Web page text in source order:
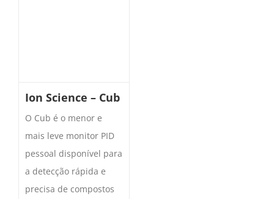
Ion Science – Cub
O Cub é o menor e
mais leve monitor PID
pessoal disponível para
a detecção rápida e
precisa de compostos